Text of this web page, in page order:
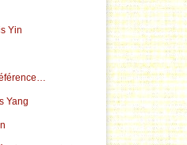
Yin
Yang